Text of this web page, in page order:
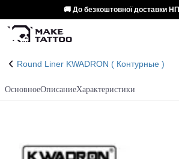
🚚 До безкоштовної доставки НП
Round Liner KWADRON ( Контурные )
ОсновноеОписаниеХарактеристики